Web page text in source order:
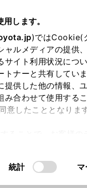
します。
)ではCookie(
ルメディアの提供
イト利用状況につ
ナーと共有してい
供した他の情報、
み合わせて使用する
したこととなります
統計
でした。
をお選びください。
釧路
岩手県
ン購入 お気に入り